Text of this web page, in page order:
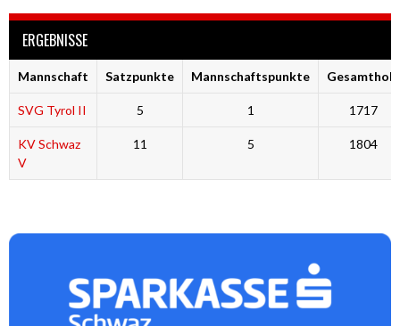
ERGEBNISSE
Mannschaft Satzpunkte Mannschaftspunkte Gesamtholz
SVG Tyrol II 5 1 1717
KV Schwaz
V
11 5 1804